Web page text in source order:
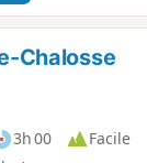
Chalosse
3h 00
Facile